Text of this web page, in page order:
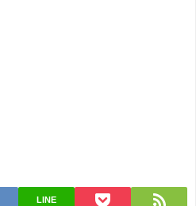
LINE